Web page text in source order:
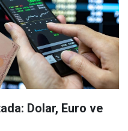
Dolar, Euro ve